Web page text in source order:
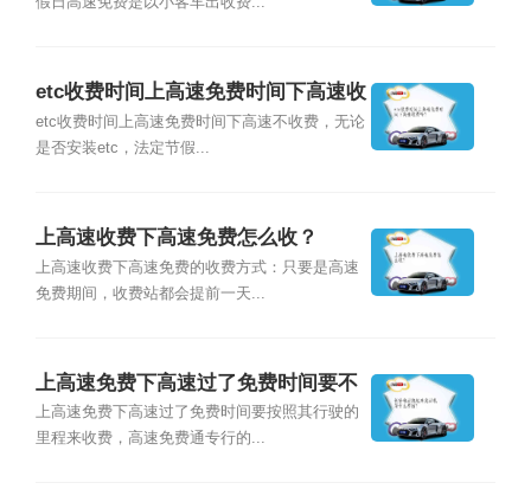
etc收费时间上高速免费时间下高速收
费吗？
etc收费时间上高速免费时间下高速不收费，无论
是否安装etc，法定节假...
上高速收费下高速免费怎么收？
上高速收费下高速免费的收费方式：只要是高速
免费期间，收费站都会提前一天...
上高速免费下高速过了免费时间要不
要收费？
上高速免费下高速过了免费时间要按照其行驶的
里程来收费，高速免费通专行的...